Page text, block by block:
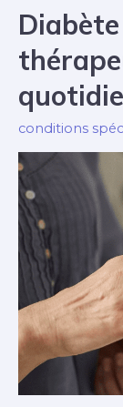
Soutien
et
Efficaces
conditions